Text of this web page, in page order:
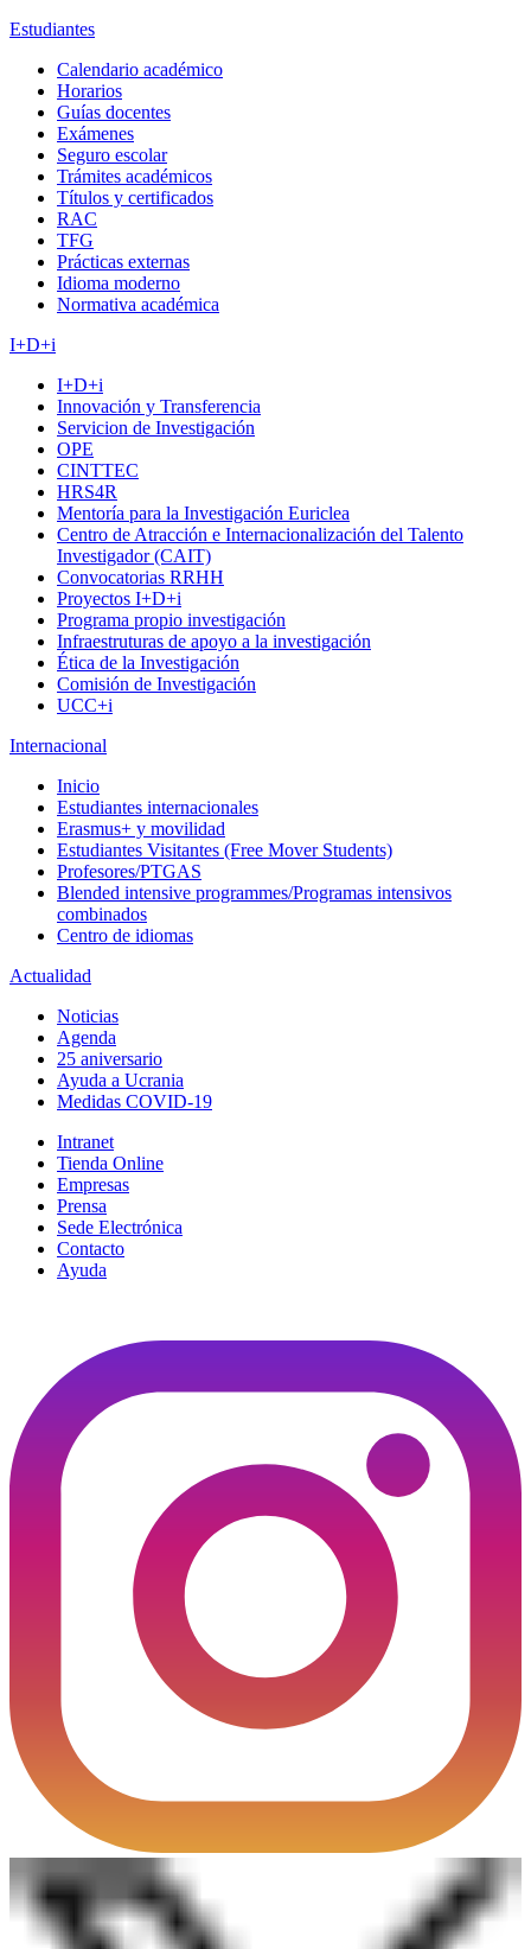
Estudiantes
Calendario académico
Horarios
Guías docentes
Exámenes
Seguro escolar
Trámites académicos
Títulos y certificados
RAC
TFG
Prácticas externas
Idioma moderno
Normativa académica
I+D+i
I+D+i
Innovación y Transferencia
Servicion de Investigación
OPE
CINTTEC
HRS4R
Mentoría para la Investigación Euriclea
Centro de Atracción e Internacionalización del Talento
Investigador (CAIT)
Convocatorias RRHH
Proyectos I+D+i
Programa propio investigación
Infraestruturas de apoyo a la investigación
Ética de la Investigación
Comisión de Investigación
UCC+i
Internacional
Inicio
Estudiantes internacionales
Erasmus+ y movilidad
Estudiantes Visitantes (Free Mover Students)
Profesores/PTGAS
Blended intensive programmes/Programas intensivos
combinados
Centro de idiomas
Actualidad
Noticias
Agenda
25 aniversario
Ayuda a Ucrania
Medidas COVID-19
Intranet
Tienda Online
Empresas
Prensa
Sede Electrónica
Contacto
Ayuda